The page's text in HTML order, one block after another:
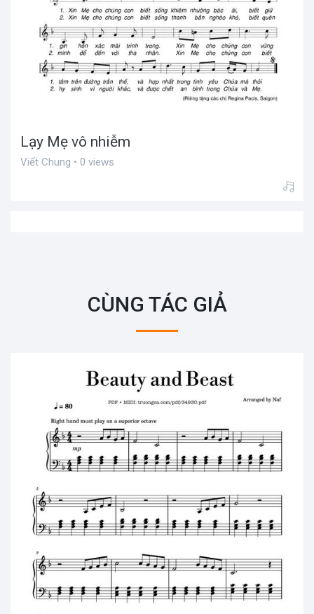
Lạy Mẹ vô nhiễm
Viết Chung • 0 views
CÙNG TÁC GIẢ